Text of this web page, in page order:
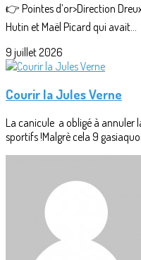
👉 Pointes d’or>Direction
Hutin et Maël Picard qui avait...
9 juillet 2026
Courir la Jules Verne
La canicule a obligé à annuler
sportifs !Malgrè cela 9